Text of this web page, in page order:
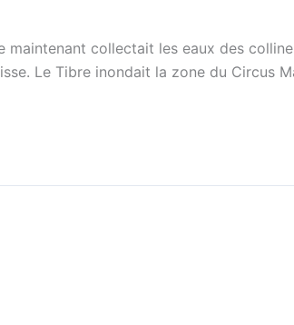
maintenant collectait les eaux des
Le Tibre inondait la zone du Circus